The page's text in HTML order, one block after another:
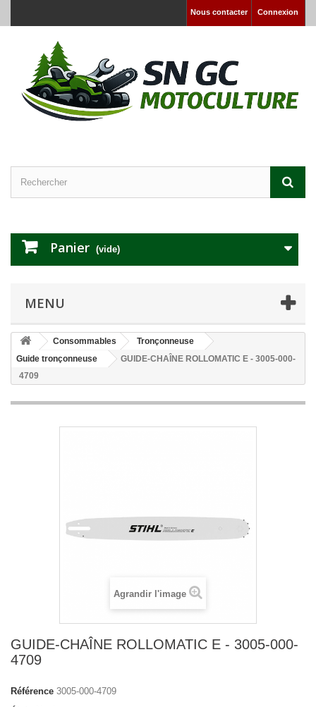
Connexion
Nous contacter
Panier (vide)
MENU
Consommables
Tronçonneuse
Guide tronçonneuse
GUIDE-CHAÎNE ROLLOMATIC E - 3005-000-
4709
Agrandir l'image
GUIDE-CHAÎNE ROLLOMATIC E - 3005-000-
4709
Référence 3005-000-4709